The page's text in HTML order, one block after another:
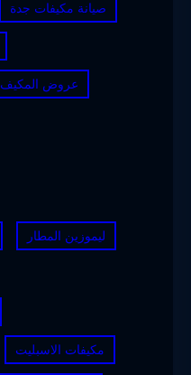
صيانة مكيفات جدة
عروض المكيف
ليموزين المطار
مكيفات الاسبليت